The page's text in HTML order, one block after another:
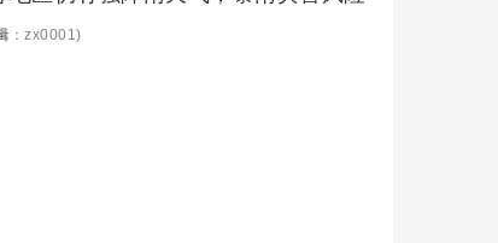
：zx0001)